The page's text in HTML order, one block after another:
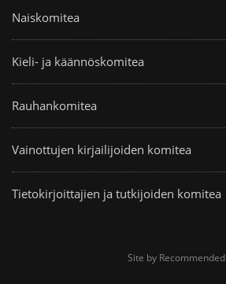
Naiskomitea
Kieli- ja käännöskomitea
Rauhankomitea
Vainottujen kirjailijoiden komitea
Tietokirjoittajien ja tutkijoiden komitea
Site by Recommended